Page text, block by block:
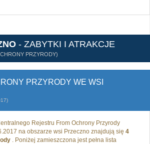
- ZABYTKI I ATRAKCJE
PRZYRODY)
PRZYRODY WE WSI
Rejestru From Ochrony Przyrody
na obszarze wsi Przeczno znajdują się 4
. Poniżej zamieszczona jest pełna lista